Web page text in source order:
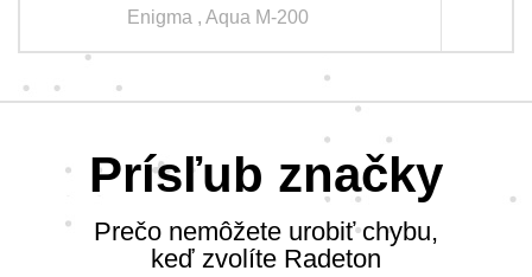
Enigma , Aqua M-200
Prísľub značky
Prečo nemôžete urobiť chybu,
keď zvolíte Radeton